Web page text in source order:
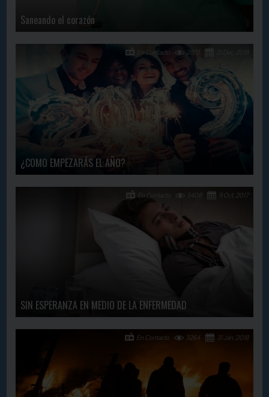
Saneando el corazón
¿COMO EMPEZARÁS EL AÑO?
31 Dec, 2018
2601
En Contacto
SIN ESPERANZA EN MEDIO DE LA ENFERMEDAD
9 Oct, 2017
5408
En Contacto
31 Jan, 2018
3264
En Contacto